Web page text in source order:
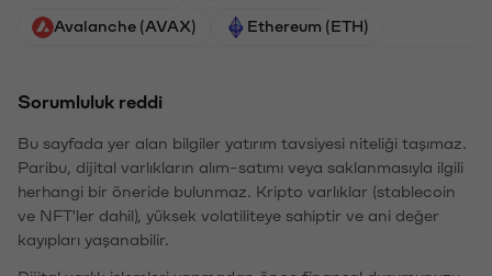
Avalanche (AVAX) Ethereum (ETH)
Sorumluluk reddi
Bu sayfada yer alan bilgiler yatırım tavsiyesi niteliği taşımaz.
Paribu, dijital varlıkların alım-satımı veya saklanmasıyla ilgili
herhangi bir öneride bulunmaz. Kripto varlıklar (stablecoin
ve NFT'ler dahil), yüksek volatiliteye sahiptir ve ani değer
kayıpları yaşanabilir.